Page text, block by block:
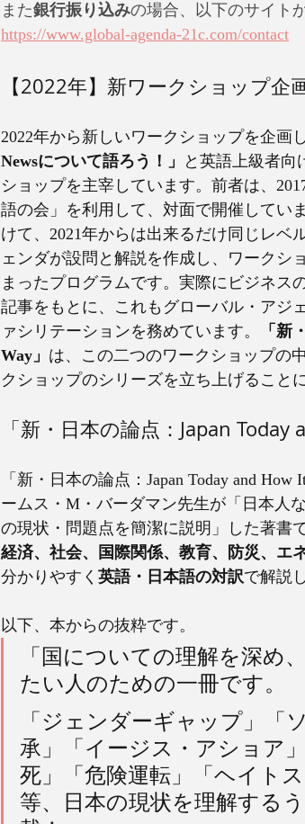
また銀行振り込みの場合、以下のサイト
https://www.global-agenda-21c.com/contact
【2022年】新ワークショップ企
2022年から新しいワークショップを企画
Newsについて語ろう！」
と英語上級者向
ショップを主宰しています。前者は、
語の会」を利用して、対面で開催してい
けて、2021年からは出来るだけ同じレベ
ェンダが設問と解説を作成し、ワークシ
まったプログラムです。実際にビジネス
記事をもとに、これもグローバル・アジ
ァシリテーションを務めています。
「新
Way」 は、この二つのワークショップの
クショップのシリーズを立ち上げること
「新・日本の論点：Japan
「新・日本の論点：Japan Today and
ームス・M・バーダマン先生が「日本人
の現状・問題点を簡潔に説明」した著書
経済、社会、国際関係、教育、防災、エ
分かりやすく 英語・日本語の対訳で解説
以下、本からの抜粋です。
「国についての理解を深め
たい人のための一冊です。
「ジェンダーギャップ」「
承」「イージス・アショア
死」「危険運転」「ヘイト
等、日本の現状を理解する